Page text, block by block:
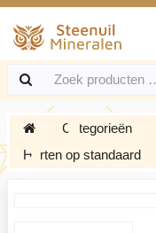
Categorieën
Harten op standaard